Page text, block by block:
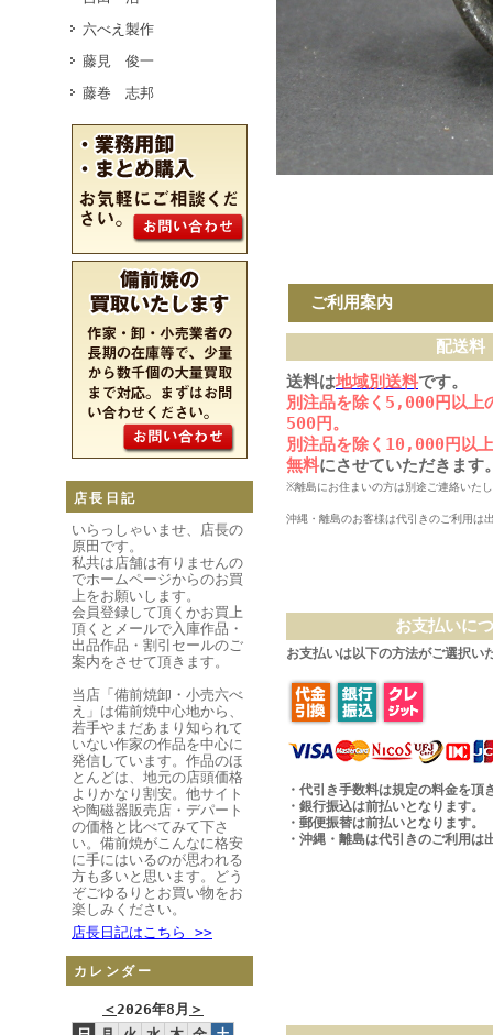
六べえ製作
藤見 俊一
藤巻 志邦
店長日記
いらっしゃいませ、店長の
原田です。
私共は店舗は有りませんの
でホームページからのお買
上をお願いします。
会員登録して頂くかお買上
頂くとメールで入庫作品・
出品作品・割引セールのご
案内をさせて頂きます。
当店「備前焼卸・小売六べ
え」は備前焼中心地から、
若手やまだあまり知られて
いない作家の作品を中心に
発信しています。作品のほ
とんどは、地元の店頭価格
よりかなり割安。他サイト
や陶磁器販売店・デパート
の価格と比べてみて下さ
い。備前焼がこんなに格安
に手にはいるのが思われる
方も多いと思います。どう
ぞごゆるりとお買い物をお
楽しみください。
店長日記はこちら >>
カレンダー
＜2026年8月 ＞
ご利用案内
配送料
送料は地域別送料です。
別注品を除く5,000円以上
500円。
別注品を除く10,000円以
無料にさせていただきます
※離島にお住まいの方は別途ご連絡いた
沖縄・離島のお客様は代引きのご利用は
お支払いに
お支払いは以下の方法がご選択い
・代引き手数料は規定の料金を頂
・銀行振込は前払いとなります。
・郵便振替は前払いとなります。
・沖縄・離島は代引きのご利用は